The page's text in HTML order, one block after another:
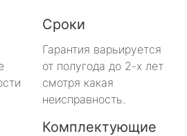
Сроки
Гарантия варьируется
от полугода до 2-х лет
смотря какая
неисправность.
Комплектующие